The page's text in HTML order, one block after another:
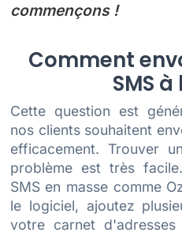
commençons !
Comment
SMS
Cette question est
nos clients souhaitent
efficacement. Trouver
problème est très
SMS en masse comme
le logiciel, ajoutez
votre carnet